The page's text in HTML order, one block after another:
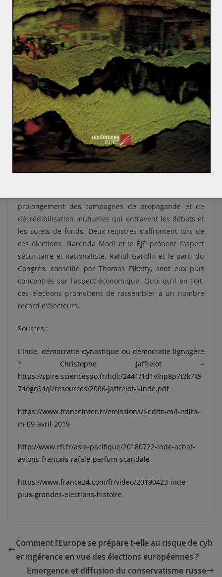
déjà déjà repéré au Brésil, deuxième plus grand
utilisateur de l’application derrière l’Inde.
Amplification des faits via les tensions
frontalières et le terrorisme
La désinformation a atteint des sommets sur le net lors
de la récente crise au Cachemire avec le Pakistan. Des
comptes contrôlés par l’armée pakistanaise ont
notamment été effacé – mais pas seulement. La
principale raison de cette recrudescence de
désinformation est que la majorité des filtres de
Facebook sont élaborés pour la langue anglaise. Dès
lors, de nombreuses vidéos ou messages
malveillants s’échappent à travers la toile indienne.
prolongement des campagnes de propagande et de
décrédibilisation mutuelles qui entravent les débats et
les sujets de fonds. Deux registres s’affrontent lors de
ces élections. Narenda Modi et le BJP prônent l’aspect
sécuritaire et nationaliste. Rahul Gandhi et le parti du
Congrès, conseillé par Thomas Piketty, sont eux plus
concentrés sur l’aspect économique. Quoi qu’il en soit,
ces élections promettent de rassembler à un nombre
record d’électeurs.
Sources :
L’Inde, démocratie dynastique ou démocratie lignagère
? Christophe Jaffrelot –
https://spire.sciencespo.fr/hdl:/2441/1d1vlhp8p7t3k7k9
74ogo34qi/resources/2006-jaffrelot-l-inde.pdf
https://www.franceinter.fr/emissions/l-edito-m/l-edito-
m-09-avril-2019
http://www.rfi.fr/asie-pacifique/20180722-inde-achat-
avions-francais-rafale-parfum-scandale
https://www.france24.com/fr/video/20190423-inde-
plus-grandes-elections-histoire
Comment l’Europe se prépare t-elle au risque de cyb
er ingérence en vue des élections européennes ?
Emergence et diffusion du conservatisme russe